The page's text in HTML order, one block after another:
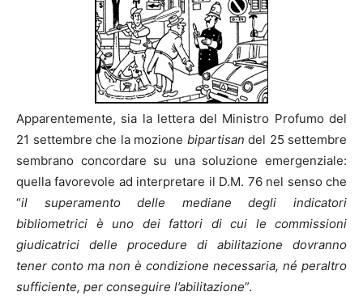
Apparentemente, sia la lettera del Ministro Profumo del
21 settembre che la mozione bipartisan del 25 settembre
sembrano concordare su una soluzione emergenziale:
quella favorevole ad interpretare il D.M. 76 nel senso che
“il superamento delle mediane degli indicatori
bibliometrici è uno dei fattori di cui le commissioni
giudicatrici delle procedure di abilitazione dovranno
tener conto ma non è condizione necessaria, né peraltro
sufficiente, per conseguire l’abilitazione”.